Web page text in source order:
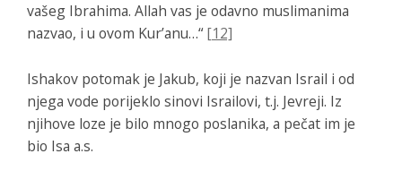
vašeg Ibrahima. Allah vas je odavno muslimanima
nazvao, i u ovom Kur’anu…“ [12]
Ishakov potomak je Jakub, koji je nazvan Israil i od
njega vode porijeklo sinovi Israilovi, t.j. Jevreji. Iz
njihove loze je bilo mnogo poslanika, a pečat im je
bio Isa a.s.